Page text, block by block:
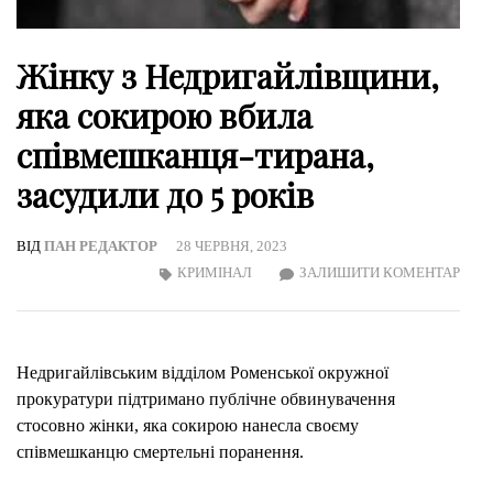
Жінку з Недригайлівщини,
яка сокирою вбила
співмешканця-тирана,
засудили до 5 років
ВІД ПАН РЕДАКТОР
28 ЧЕРВНЯ, 2023
ЗАЛИШИТИ КОМЕНТАРON
КРИМІНАЛ
Недригайлівським відділом Роменської окружної
прокуратури підтримано публічне обвинувачення
стосовно жінки, яка сокирою нанесла своєму
співмешканцю смертельні поранення.